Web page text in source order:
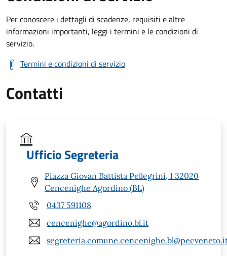
Per conoscere i dettagli di scadenze, requisiti e altre
informazioni importanti, leggi i termini e le condizioni di
servizio.
Termini e condizioni di servizio
Contatti
Ufficio Segreteria
Piazza Giovan Battista Pellegrini, 1 32020
Cencenighe Agordino (BL)
0437 591108
cencenighe@agordino.bl.it